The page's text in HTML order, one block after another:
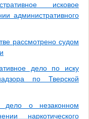
исковое
административного
рассмотрено судом
дело по иску
по Тверской
дело о незаконном
наркотического